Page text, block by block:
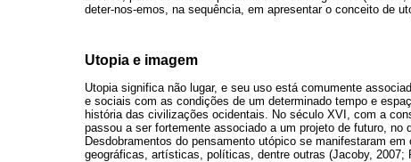
deter-nos-emos, na sequência, em apresentar o conceito de
Utopia e imagem
Utopia significa não lugar, e seu uso está comumente
e sociais com as condições de um determinado tempo e
história das civilizações ocidentais. No século XVI, com a
passou a ser fortemente associado a um projeto de futuro, no
Desdobramentos do pensamento utópico se manifestaram
geográficas, artísticas, políticas, dentre outras (Jacoby, 2007;